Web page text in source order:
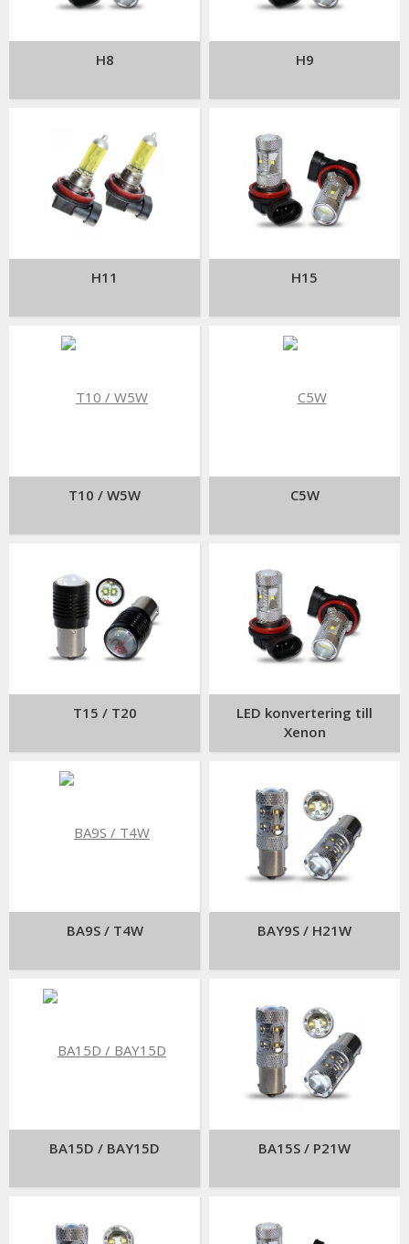
H8 H9
H11 H15
T10 / W5W C5W
T15 / T20
LED konvertering till
Xenon
BA9S / T4W BAY9S / H21W
BA15D / BAY15D BA15S / P21W